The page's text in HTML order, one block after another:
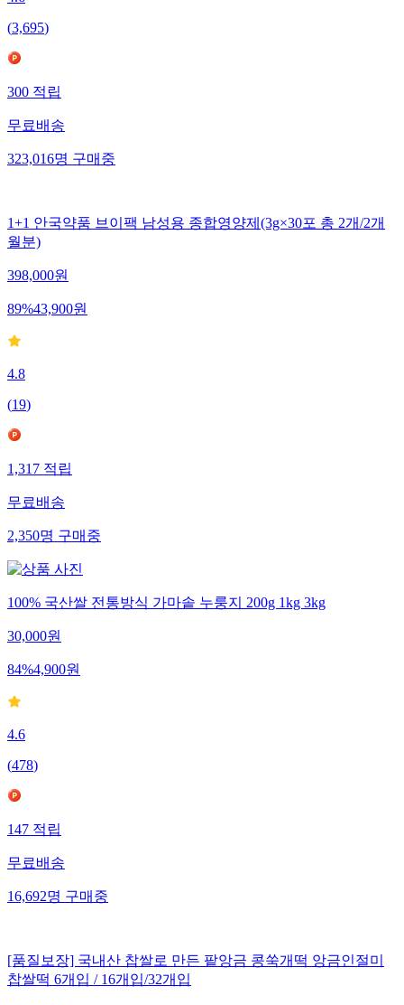
(3,695)
300적립
무료배송
323,016명구매중
1+1 안국약품 브이팩 남성용 종합영양제(3g×30포 총 2개/2개
월분)
398,000원
89%43,900원
4.8
(19)
1,317적립
무료배송
2,350명구매중
100% 국산쌀 전통방식 가마솥 누룽지 200g 1kg 3kg
30,000원
84%4,900원
4.6
(478)
147적립
무료배송
16,692명구매중
[품질보장] 국내산 찹쌀로 만든 팥앙금 콩쑥개떡 앙금인절미
찹쌀떡 6개입 / 16개입/32개입